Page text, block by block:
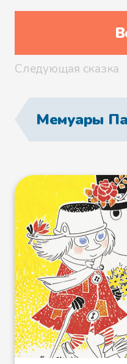
края
палубой.
мама и с
Рядом на
колени к
наблюдала,
укрепляет
головками из
макушки
красными
- Кому
кораблик? -
голосом
- Муми-
Муми-мама и
Следующая сказка
Мемуары